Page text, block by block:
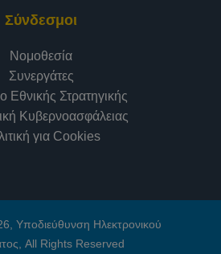
Σύνδεσμοι
Νομοθεσία
Συνεργάτες
Εθνικής Στρατηγικής
Κυβερνοασφάλειας
για Cookies
Υποδιεύθυνση Ηλεκτρονικού
All Rights Reserved